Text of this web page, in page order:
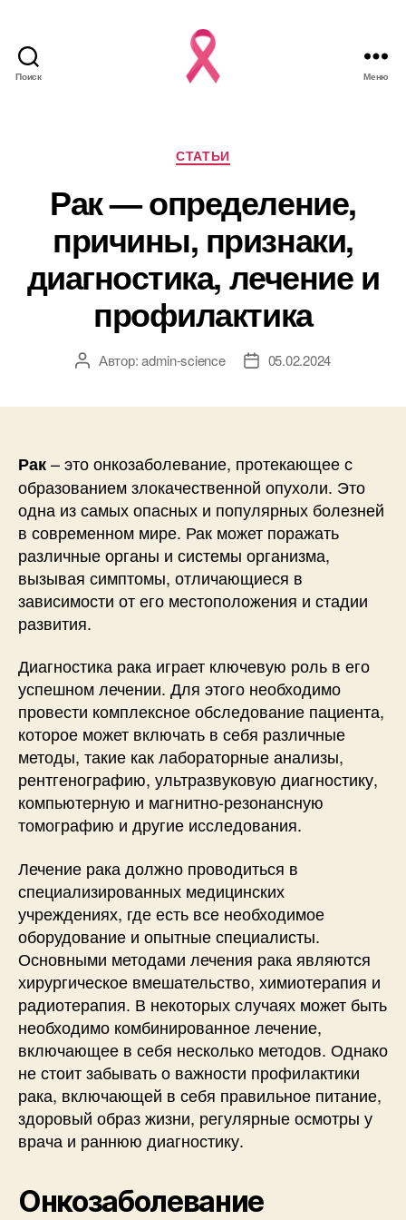
Поиск Меню
Рубрики
СТАТЬИ
Рак — определение,
причины, признаки,
диагностика, лечение и
профилактика
АвторАвтор:admin-science
Дата05.02.2024
Рак– это онкозаболевание, протекающее с
образованием злокачественной опухоли. Это
одна из самых опасных и популярных болезней
в современном мире. Рак может поражать
различные органы и системы организма,
вызывая симптомы, отличающиеся в
зависимости от его местоположения и стадии
развития.
Диагностика рака играет ключевую роль в его
успешном лечении. Для этого необходимо
провести комплексное обследование пациента,
которое может включать в себя различные
методы, такие как лабораторные анализы,
рентгенографию, ультразвуковую диагностику,
компьютерную и магнитно-резонансную
томографию и другие исследования.
Лечение рака должно проводиться в
специализированных медицинских
учреждениях, где есть все необходимое
оборудование и опытные специалисты.
Основными методами лечения рака являются
хирургическое вмешательство, химиотерапия и
радиотерапия. В некоторых случаях может быть
необходимо комбинированное лечение,
включающее в себя несколько методов. Однако
не стоит забывать о важности профилактики
рака, включающей в себя правильное питание,
здоровый образ жизни, регулярные осмотры у
врача и раннюю диагностику.
Онкозаболевание